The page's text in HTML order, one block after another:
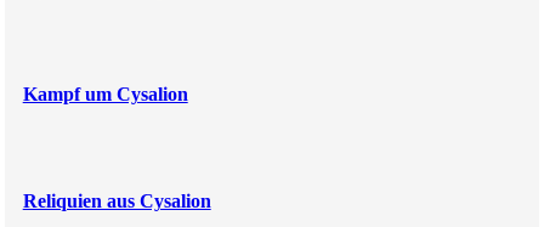
Kampf um Cysalion
Reliquien aus Cysalion